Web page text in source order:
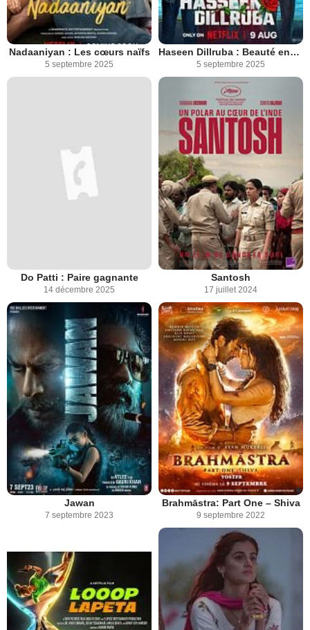
Nadaaniyan : Les cœurs naïfs
5 septembre 2025
Haseen Dillruba : Beauté envoûtante 2
5 septembre 2025
Do Patti : Paire gagnante
14 décembre 2025
Santosh
17 juillet 2024
Jawan
7 septembre 2023
Brahmāstra: Part One – Shiva
9 septembre 2022